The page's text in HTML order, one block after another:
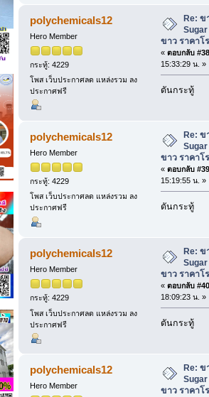
polychemicals12
Hero Member
กระทู้: 4229
โพส เว็บประกาศลด แหล่งรวม ลง
ประกาศฟรี
Re: ข
ขาว ราคาโ
« ตอบกลับ
15:33:29 น. »
ดันกระทู้
polychemicals12
Hero Member
กระทู้: 4229
โพส เว็บประกาศลด แหล่งรวม ลง
ประกาศฟรี
Re: ข
ขาว ราคาโ
« ตอบกลับ
15:19:55 น. »
ดันกระทู้
polychemicals12
Hero Member
กระทู้: 4229
โพส เว็บประกาศลด แหล่งรวม ลง
ประกาศฟรี
Re: ข
ขาว ราคาโ
« ตอบกลับ
18:09:23 น. »
ดันกระทู้
polychemicals12
Hero Member
Re: ข
ขาว ราคาโ